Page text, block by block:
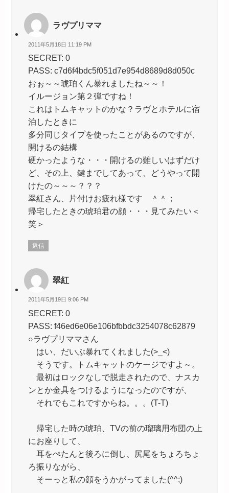
ラヴプリママ
2011年5月18日 11:19 PM
SECRET: 0
PASS: c7d6f4bdc5f051d7e954d8689d8d050c
おぉ～～琥珀くん暴れましたね～～！
イルージョン第２弾ですね！
これはトムキャットのかな？ラヴとホテルに宿
泊したときに
多分同じタイプを使ったことがあるのですが、
開けるの結構
硬かったような・・・開けるの難しいはずだけ
ど、その上、鍵までしてあって、どうやって開
けたの～～～？？？
翠紅さん、片付けお疲れ様です ＾＾；
帰宅したときの琥珀君の顔・・・見てみたい＜
笑＞
返信
翠紅
2011年5月19日 9:06 PM
SECRET: 0
PASS: f46ed6e06e106bfbbdc3254078c62879
○ラヴプリママさん
はい、だいぶ暴れてくれました(>_<)
そうです。トムキャットのケージですよ～。
最初はロックなしで脱走されたので、ナスカ
ンとか金具をつけるようになったのですが、
それでもこれですからね。。。(T-T)
帰宅した時の琥珀、TVの前の瑠璃用布団の上
にお座りして、
耳をぺたんと後ろに倒し、尻尾をちょろちょ
ろ振りながら、
そーっと私の顔をうかがってました(^^;)